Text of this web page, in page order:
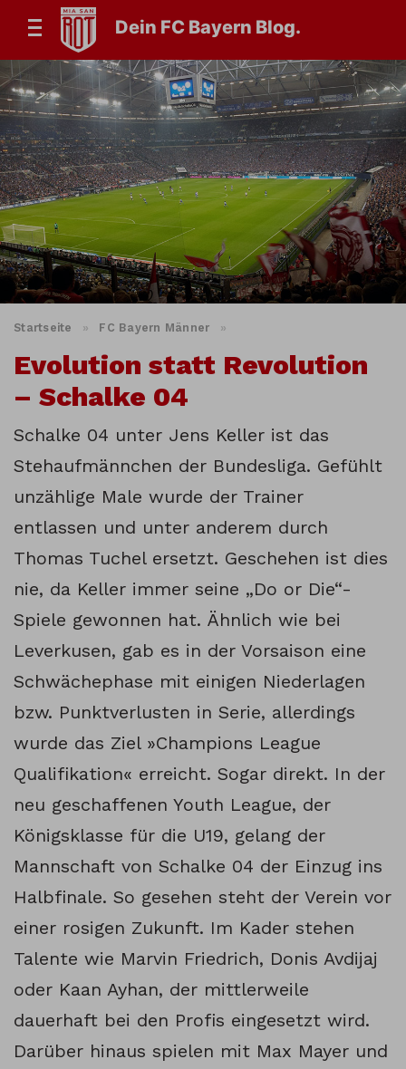
Dein FC Bayern Blog.
Startseite » FC Bayern Männer »
Evolution statt Revolution
– Schalke 04
Schalke 04 unter Jens Keller ist das
Stehaufmännchen der Bundesliga. Gefühlt
unzählige Male wurde der Trainer
entlassen und unter anderem durch
Thomas Tuchel ersetzt. Geschehen ist dies
nie, da Keller immer seine „Do or Die“-
Spiele gewonnen hat. Ähnlich wie bei
Leverkusen, gab es in der Vorsaison eine
Schwächephase mit einigen Niederlagen
bzw. Punktverlusten in Serie, allerdings
wurde das Ziel »Champions League
Qualifikation« erreicht. Sogar direkt. In der
neu geschaffenen Youth League, der
Königsklasse für die U19, gelang der
Mannschaft von Schalke 04 der Einzug ins
Halbfinale. So gesehen steht der Verein vor
einer rosigen Zukunft. Im Kader stehen
Talente wie Marvin Friedrich, Donis Avdijaj
oder Kaan Ayhan, der mittlerweile
dauerhaft bei den Profis eingesetzt wird.
Darüber hinaus spielen mit Max Mayer und